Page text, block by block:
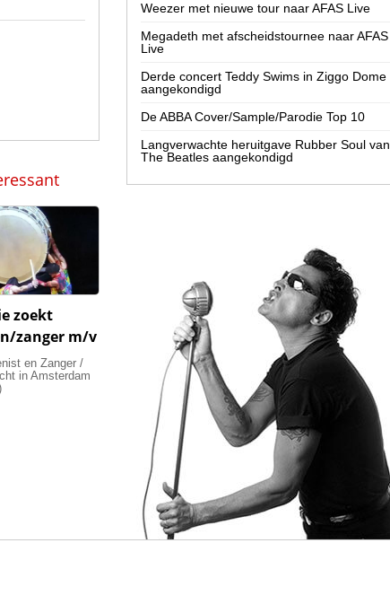
zoekt
zanger m/v
en Zanger /
in Amsterdam
Weezer met nieuwe tour naar AFAS Live
Megadeth met afscheidstournee naar AFAS
Live
Derde concert Teddy Swims in Ziggo Dome
aangekondigd
De ABBA Cover/Sample/Parodie Top 10
Langverwachte heruitgave Rubber Soul van
The Beatles aangekondigd